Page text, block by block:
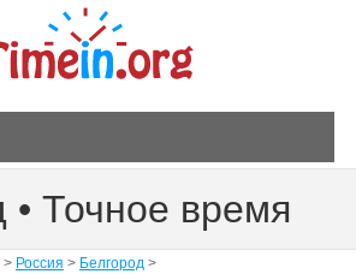
• Точное время
> Россия > Белгород>